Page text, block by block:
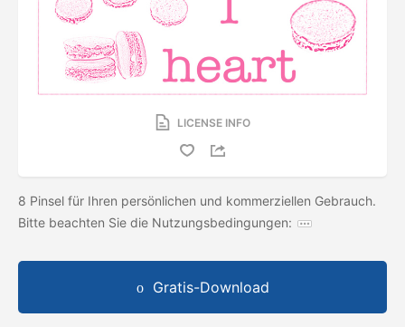
LICENSE INFO
8 Pinsel für Ihren persönlichen und kommerziellen Gebrauch.
Bitte beachten Sie die Nutzungsbedingungen:
Gratis-Download